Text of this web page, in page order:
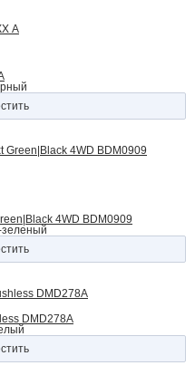
4WD BDM0909
зеленый
DMD278A